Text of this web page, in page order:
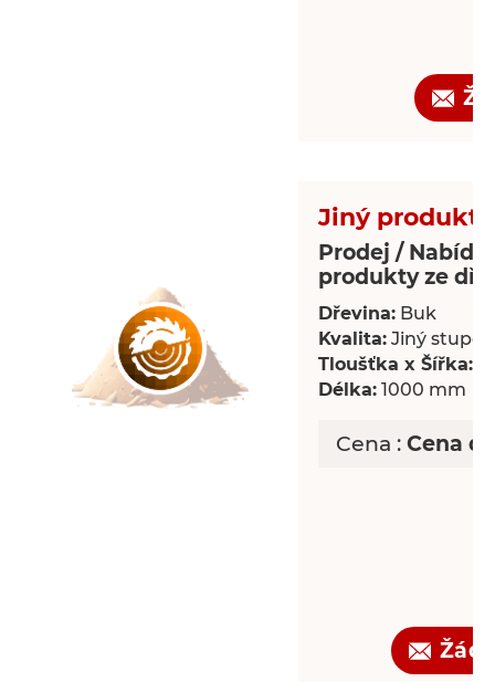
Jiný produkt
Prodej /
produkty ze
Dřevina: Buk
Kvalita: Jiný
Tloušťka x Šířka:
Délka: 1000 mm
Cena : Cena